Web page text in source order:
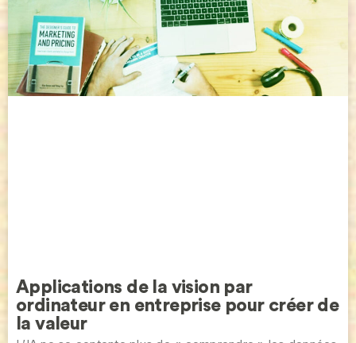
Applications de la vision par
ordinateur en entreprise pour créer de
la valeur